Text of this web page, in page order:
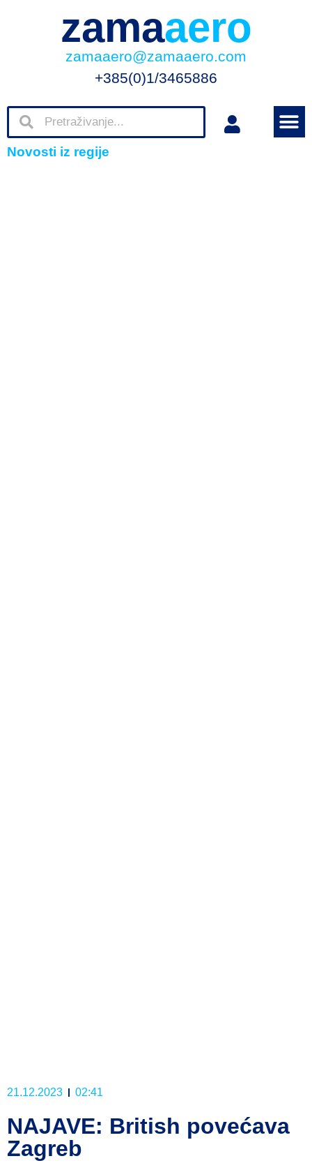
zamaaero
zamaaero@zamaaero.com
+385(0)1/3465886
Novosti iz regije
21.12.2023 02:41
NAJAVE: British povećava
Zagreb